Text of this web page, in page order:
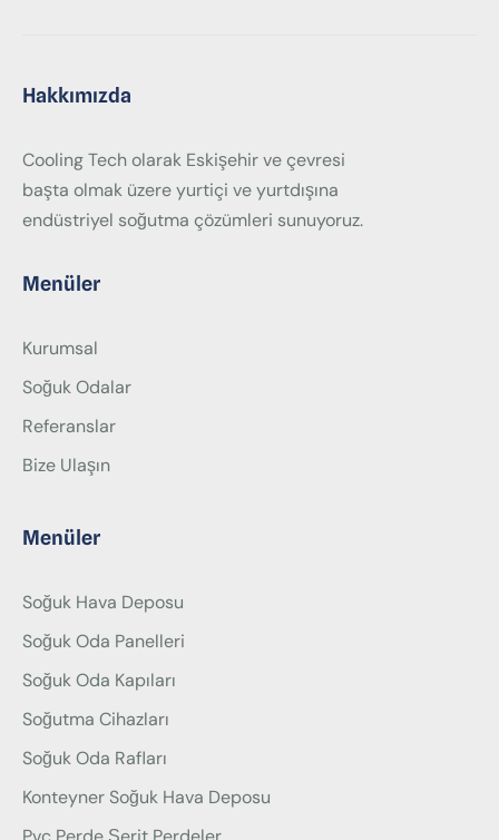
Hakkımızda
Cooling Tech olarak Eskişehir ve çevresi
başta olmak üzere yurtiçi ve yurtdışına
endüstriyel soğutma çözümleri sunuyoruz.
Menüler
Kurumsal
Soğuk Odalar
Referanslar
Bize Ulaşın
Menüler
Soğuk Hava Deposu
Soğuk Oda Panelleri
Soğuk Oda Kapıları
Soğutma Cihazları
Soğuk Oda Rafları
Konteyner Soğuk Hava Deposu